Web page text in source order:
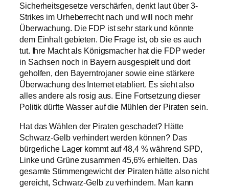
Sicherheitsgesetze verschärfen, denkt laut über 3-
Strikes im Urheberrecht nach und will noch mehr
Überwachung. Die FDP ist sehr stark und könnte
dem Einhalt gebieten. Die Frage ist, ob sie es auch
tut. Ihre Macht als Königsmacher hat die FDP weder
in Sachsen noch in Bayern ausgespielt und dort
geholfen, den Bayerntrojaner sowie eine stärkere
Überwachung des Internet etabliert. Es sieht also
alles andere als rosig aus. Eine Fortsetzung dieser
Politik dürfte Wasser auf die Mühlen der Piraten sein.
Hat das Wählen der Piraten geschadet? Hätte
Schwarz-Gelb verhindert werden können? Das
bürgerliche Lager kommt auf 48,4 % während SPD,
Linke und Grüne zusammen 45,6% erhielten. Das
gesamte Stimmengewicht der Piraten hätte also nicht
gereicht, Schwarz-Gelb zu verhindern. Man kann